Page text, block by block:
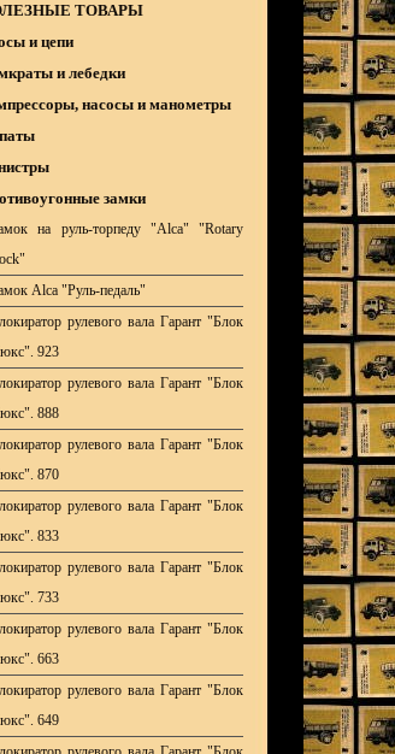
ТОВАРЫ
и цепи
и лебедки
насосы и манометры
замки
на руль-торпеду "Alca" "Rotary
Alca "Руль-педаль"
рулевого вала Гарант "Блок
923
рулевого вала Гарант "Блок
888
рулевого вала Гарант "Блок
870
рулевого вала Гарант "Блок
833
рулевого вала Гарант "Блок
733
рулевого вала Гарант "Блок
663
рулевого вала Гарант "Блок
649